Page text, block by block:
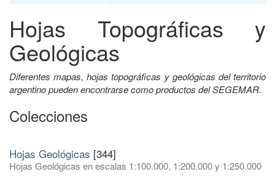
Hojas Topográficas y
Geológicas
Diferentes mapas, hojas topográficas y geológicas del territorio
argentino pueden encontrarse como productos del SEGEMAR.
Colecciones
Hojas Geológicas [344]
Hojas Geológicas en escalas 1:100.000, 1:200.000 y 1:250.000